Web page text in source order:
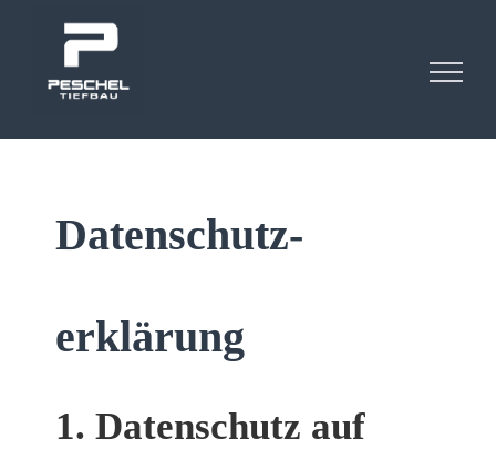
Datenschutz­
erklärung
1. Datenschutz auf